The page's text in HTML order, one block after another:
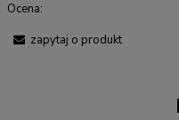
Ocena:
zapytaj o produkt